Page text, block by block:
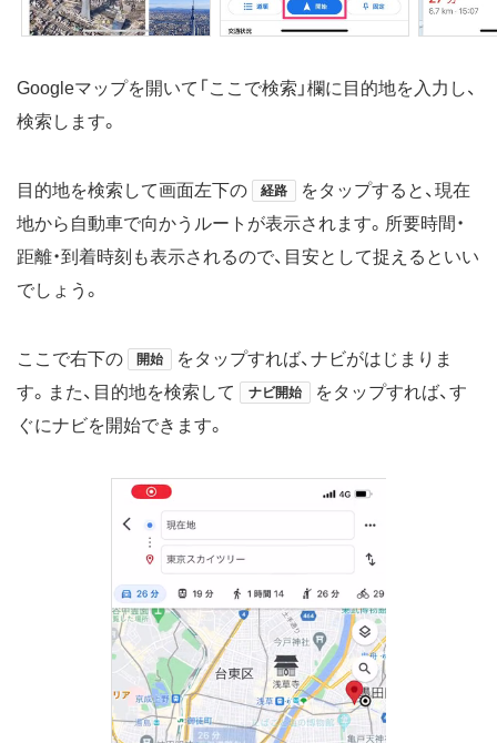
Googleマップを開いて「ここで検索」欄に目的地を入力し、
検索します。
目的地を検索して画面左下の 経路
をタップすると、現在
地から自動車で向かうルートが表示されます。所要時間・
距離・到着時刻も表示されるので、目安として捉えるといい
でしょう。
ここで右下の 開始
をタップすれば、ナビがはじまりま
す。また、目的地を検索して
ナビ開始
をタップすれば、す
ぐにナビを開始できます。